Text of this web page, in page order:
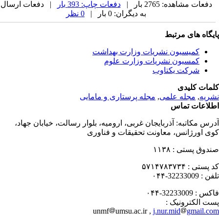
دفعات مشاهده: 2765 بار | دفعات چاپ: 393 بار
| دفعات ارسال
به دیگران: 0 بار |
های مرتبط
کمیسیون نشریات وزارت بهداشت
کمسیون نشریات وزارت علوم
شرکت یکتاوب
کلیدی
,مجله علمی, مجله پرستاری و مامایی
تماس
مکاتبه:آذربایجان غربی، ارومیه، بلوار رسالت، خیابان جهاد،
اورژانس، معاونت تحقیقات و فناوری
پستی : ۱۱۳۸
پستی : ۵۷۱۴۷۸۳۷۳۴
: 32233009-۰۴۴
: 32233009-۰۴۴
الکترونیک :
unmf
umsu.ac.ir ,j.nur.mid